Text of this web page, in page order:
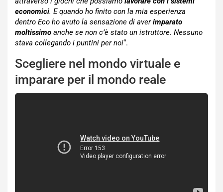
economici. E quando ho finito con la mia esperienza
dentro Eco ho avuto la sensazione di averimparato
moltissimo anche se non c’è stato un istruttore. Nessuno
stava collegando i puntini per noi“.
Scegliere nel mondo virtuale e
imparare per il mondo reale